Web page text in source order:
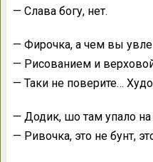
— Слава богу, нет.
— Фирочка, а чем вы
— Рисованием и
— Таки не поверите…
— Додик, шо там упало на
— Ривочка, это не бунт,